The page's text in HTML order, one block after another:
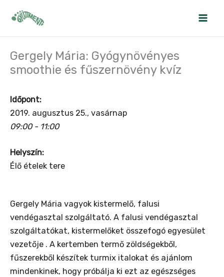
Gergely Mária: Gyógynövényes
smoothie és fűszernövény kvíz
Időpont:
2019. augusztus 25., vasárnap
09:00 - 11:00
Helyszín:
Élő ételek tere
Gergely Mária vagyok kistermelő, falusi
vendégasztal szolgáltató. A falusi vendégasztal
szolgáltatókat, kistermelőket összefogó egyesület
vezetője . A kertemben termő zöldségekből,
fűszerekből készítek turmix italokat és ajánlom
mindenkinek, hogy próbálja ki ezt az egészséges